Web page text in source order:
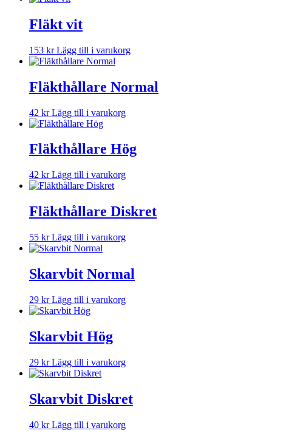
Fläkt vit
153 kr Lägg till i varukorg
Fläkthållare Normal
42 kr Lägg till i varukorg
Fläkthållare Hög
42 kr Lägg till i varukorg
Fläkthållare Diskret
55 kr Lägg till i varukorg
Skarvbit Normal
29 kr Lägg till i varukorg
Skarvbit Hög
29 kr Lägg till i varukorg
Skarvbit Diskret
40 kr Lägg till i varukorg